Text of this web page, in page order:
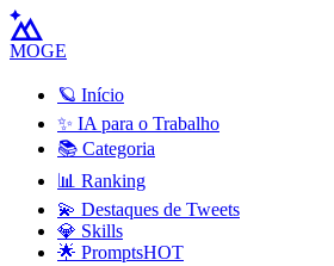
MOGE
🪐 Início
✨ IA para o Trabalho
📚 Categoria
📊 Ranking
💫 Destaques de Tweets
💎 Skills
🌟 PromptsHOT